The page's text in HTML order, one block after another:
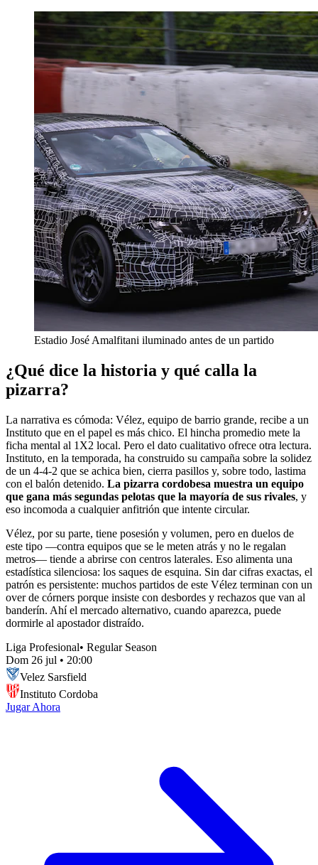
Estadio José Amalfitani iluminado antes de un partido
¿Qué dice la historia y qué calla la
pizarra?
La narrativa es cómoda: Vélez, equipo de barrio grande, recibe a un
Instituto que en el papel es más chico. El hincha promedio mete la
ficha mental al 1X2 local. Pero el dato cualitativo ofrece otra lectura.
Instituto, en la temporada, ha construido su campaña sobre la solidez
de un 4-4-2 que se achica bien, cierra pasillos y, sobre todo, lastima
con el balón detenido. La pizarra cordobesa muestra un equipo
que gana más segundas pelotas que la mayoría de sus rivales, y
eso incomoda a cualquier anfitrión que intente circular.
Vélez, por su parte, tiene posesión y volumen, pero en duelos de
este tipo —contra equipos que se le meten atrás y no le regalan
metros— tiende a abrirse con centros laterales. Eso alimenta una
estadística silenciosa: los saques de esquina. Sin dar cifras exactas, el
patrón es persistente: muchos partidos de este Vélez terminan con un
over de córners porque insiste con desbordes y rechazos que van al
banderín. Ahí el mercado alternativo, cuando aparezca, puede
dormirle al apostador distraído.
Liga Profesional• Regular Season
Dom 26 jul • 20:00
Velez Sarsfield
Instituto Cordoba
Jugar Ahora